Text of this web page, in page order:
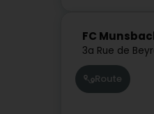
FC
3a Rue de
Route